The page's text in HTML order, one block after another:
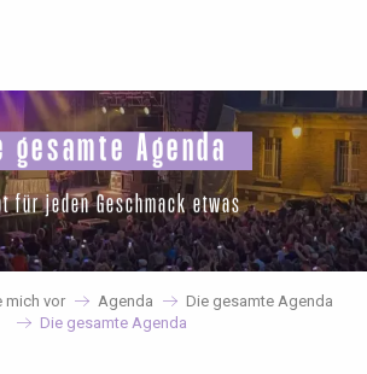
gesamte Agenda
für jeden Geschmack etwas
mich vor Agenda
Die gesamte Agenda
Die gesamte Agenda